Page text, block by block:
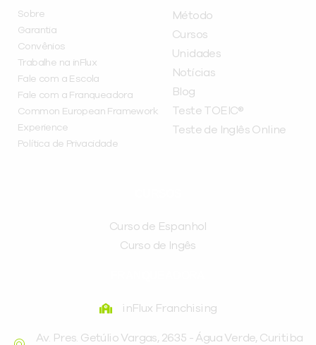
Sobre
Garantia
Convênios
Trabalhe na inFlux
Fale com a Escola
Fale com a Franqueadora
Common European Framework
Experience
Política de Privacidade
Método
Cursos
Unidades
Notícias
Blog
Teste TOEIC®
Teste de Inglês Online
Curso de Espanhol
Curso de Ingês
inFlux Franchising
Av. Pres. Getúlio Vargas, 2635 - Água Verde, Curitiba